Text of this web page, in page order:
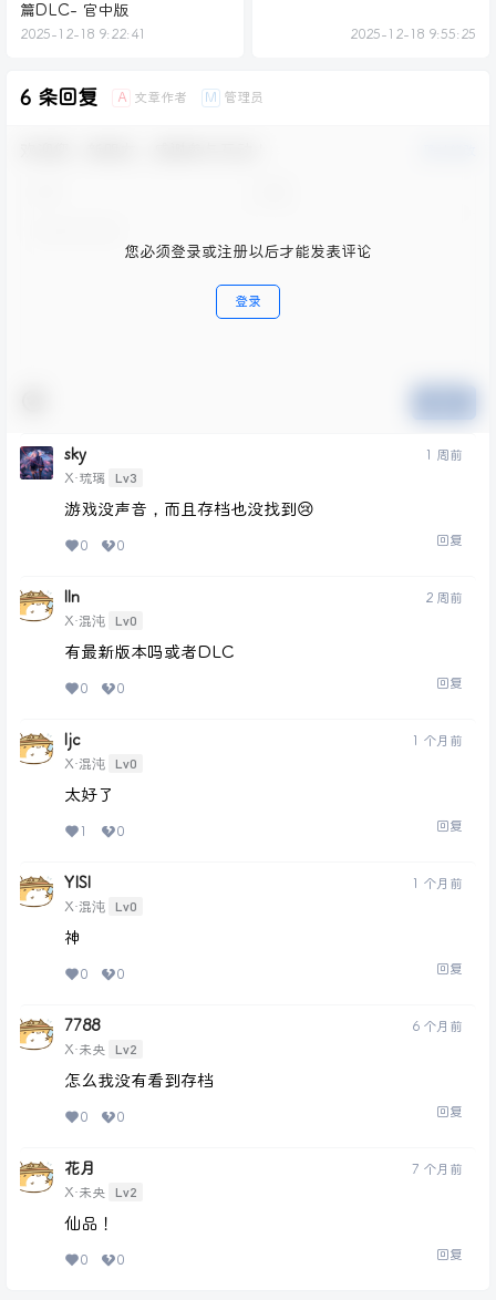
篇DLC- 官中版
2025-12-18 9:22:41 2025-12-18 9:55:25
6 条回复 A 文章作者 M 管理员
您必须登录或注册以后才能发表评论
登录
sky
X·琉璃 Lv3
1 周前
游戏没声音，而且存档也没找到😢
0 0 回复
lln
X·混沌 Lv0
2 周前
有最新版本吗或者DLC
0 0 回复
ljc
X·混沌 Lv0
1 个月前
太好了
1 0 回复
YISI
X·混沌 Lv0
1 个月前
神
0 0 回复
7788
X·未央 Lv2
6 个月前
怎么我没有看到存档
0 0 回复
花月
X·未央 Lv2
7 个月前
仙品！
0 0 回复